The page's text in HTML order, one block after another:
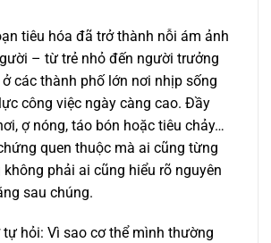
tiêu hóa đã trở thành nỗi ám ảnh
– từ trẻ nhỏ đến người trưởng
các thành phố lớn nơi nhịp sống
công việc ngày càng cao. Đầy
ợ nóng, táo bón hoặc tiêu chảy…
quen thuộc mà ai cũng từng
phải ai cũng hiểu rõ nguyên
sau chúng.
tự hỏi: Vì sao cơ thể mình thường